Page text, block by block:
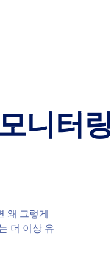
니터링
왜 그렇게
더 이상 유